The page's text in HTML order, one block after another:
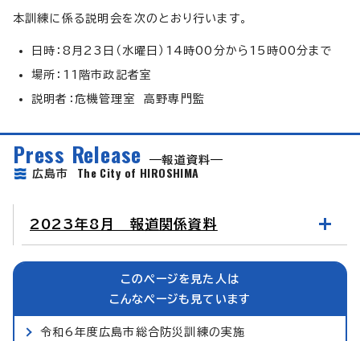
本訓練に係る説明会を次のとおり行います。
日時：8月23日（水曜日）14時00分から15時00分まで
場所：11階市政記者室
説明者：危機管理室 高野専門監
Press Release
報道資料
広島市 The City of HIROSHIMA
2023年8月 報道関係資料
このページを見た人は
こんなページも見ています
令和6年度広島市総合防災訓練の実施